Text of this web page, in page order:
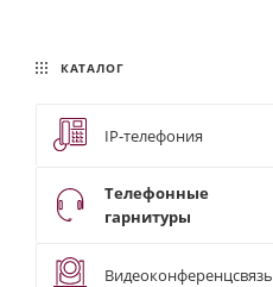
КАТАЛОГ
IP-телефония
Телефонные
гарнитуры
Видеоконференцсвязь